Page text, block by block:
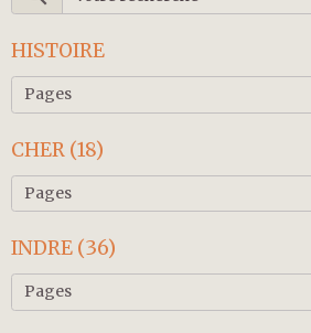
HISTOIRE
CHER (18)
INDRE (36)